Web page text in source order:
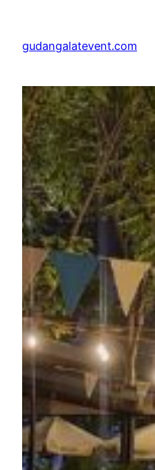
konten
gudangalatevent.com